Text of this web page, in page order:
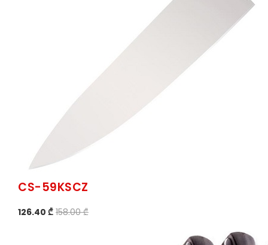
CS-59KSCZ
126.40 ₾ 158.00 ₾